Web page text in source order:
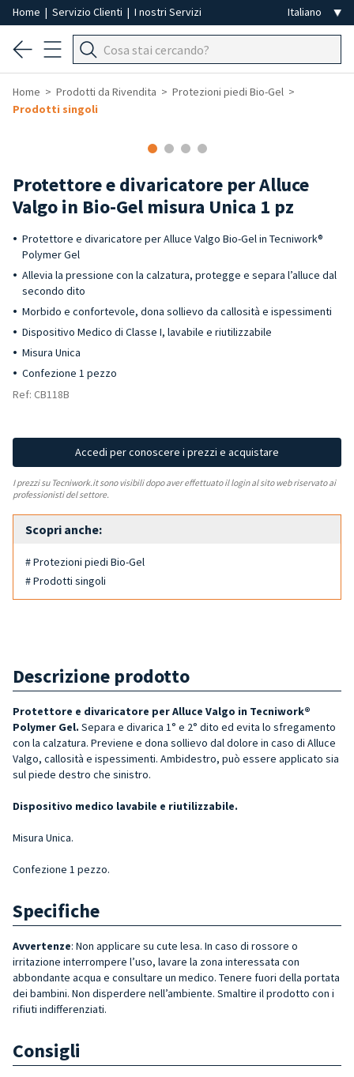
Home | Servizio Clienti | I nostri Servizi
Home Prodotti da Rivendita
Protezioni piedi Bio-Gel
Prodotti singoli
Protettore e divaricatore per Alluce
Valgo in Bio-Gel misura Unica 1 pz
Protettore e divaricatore per Alluce Valgo Bio-Gel in Tecniwork®
Polymer Gel
Allevia la pressione con la calzatura, protegge e separa l’alluce dal
secondo dito
Morbido e confortevole, dona sollievo da callosità e ispessimenti
Dispositivo Medico di Classe I, lavabile e riutilizzabile
Misura Unica
Confezione 1 pezzo
Ref: CB118B
Accedi per conoscere i prezzi e acquistare
I prezzi su Tecniwork.it sono visibili dopo aver effettuato il login al sito web riservato ai
professionisti del settore.
Scopri anche:
# Protezioni piedi Bio-Gel
# Prodotti singoli
Descrizione prodotto
Protettore e divaricatore per Alluce Valgo in Tecniwork®
Polymer Gel. Separa e divarica 1° e 2° dito ed evita lo sfregamento
con la calzatura. Previene e dona sollievo dal dolore in caso di Alluce
Valgo, callosità e ispessimenti. Ambidestro, può essere applicato sia
sul piede destro che sinistro.
Dispositivo medico lavabile e riutilizzabile.
Misura Unica.
Confezione 1 pezzo.
Specifiche
Avvertenze: Non applicare su cute lesa. In caso di rossore o
irritazione interrompere l’uso, lavare la zona interessata con
abbondante acqua e consultare un medico. Tenere fuori della portata
dei bambini. Non disperdere nell’ambiente. Smaltire il prodotto con i
rifiuti indifferenziati.
Consigli